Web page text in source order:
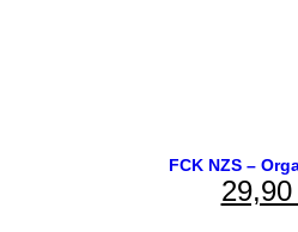
FCK NZS –
29,90